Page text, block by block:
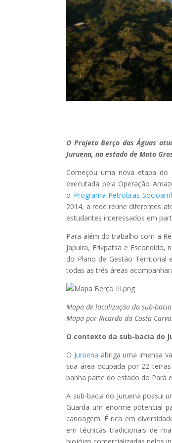
O Projeto Berço das Águas
Juruena, no estado de Mato
Começou uma nova etapa do
executada pela Operação
o Programa Petrobras
2014, a rede reúne diferentes
estudantes interessados em
Para além do trabalho com a
Japuíra, Erikpatsa e
do Plano de Gestão Territorial
todas as três áreas
Mapa de localização da sub-
Mapa por Ricardo da Costa
O contexto da sub-bacia do
O Juruena abriga uma imensa
sua área ocupada por 22
banha parte do estado do Pará
A sub-bacia do Juruena possui
Guarda um enorme potencial
canoagem. É rica em
em técnicas tradicionais de
biojóias comercializadas pelos